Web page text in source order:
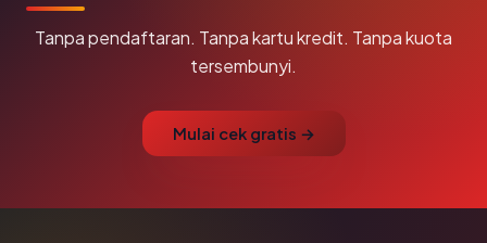
Tanpa pendaftaran. Tanpa kartu kredit. Tanpa kuota
tersembunyi.
Mulai cek gratis →